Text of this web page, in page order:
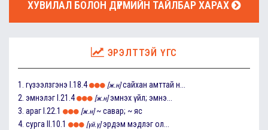
ХУВИЛАЛ БОЛОН ДҮРМИЙН ТАЙЛБАР ХАРАХ
ЭРЭЛТТЭЙ ҮГС
1. гүзээлзгэнэ I.18.4 [ж.н] сайхан амттай н...
2. эмнэлэг I.21.4 [ж.н] эмнэх үйл; эмнэ...
3. араг I.22.1 [ж.н] ~ савар; ~ яс
4. сурга II.10.1 [үй.ү] эрдэм мэдлэг ол...